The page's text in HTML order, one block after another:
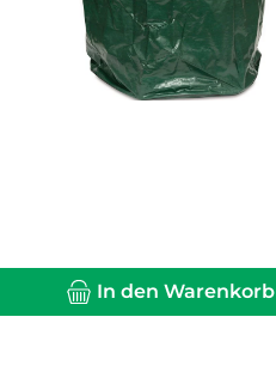
In den Warenkorb